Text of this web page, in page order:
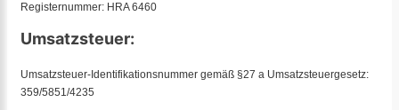
Registernummer: HRA 6460
Umsatzsteuer:
Umsatzsteuer-Identifikationsnummer gemäß §27 a Umsatzsteuergesetz:
359/5851/4235